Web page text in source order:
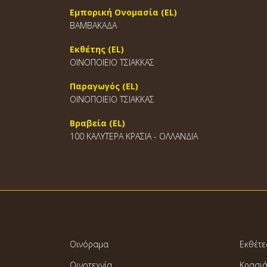
Εμπορική Ονομασία (EL)
ΒΑΜΒΑΚΑΔΑ
Εκθέτης (EL)
ΟΙΝΟΠΟΙΕΙΟ ΤΣΙΑΚΚΑΣ
Παραγωγός (EL)
ΟΙΝΟΠΟΙΕΙΟ ΤΣΙΑΚΚΑΣ
Βραβεία (EL)
100 ΚΑΛΥΤΕΡΑ ΚΡΑΣΙΑ - ΟΛΛΑΝΔΙΑ
Οινόραμα